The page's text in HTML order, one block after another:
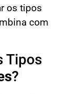
os tipos
com
Tipos
?